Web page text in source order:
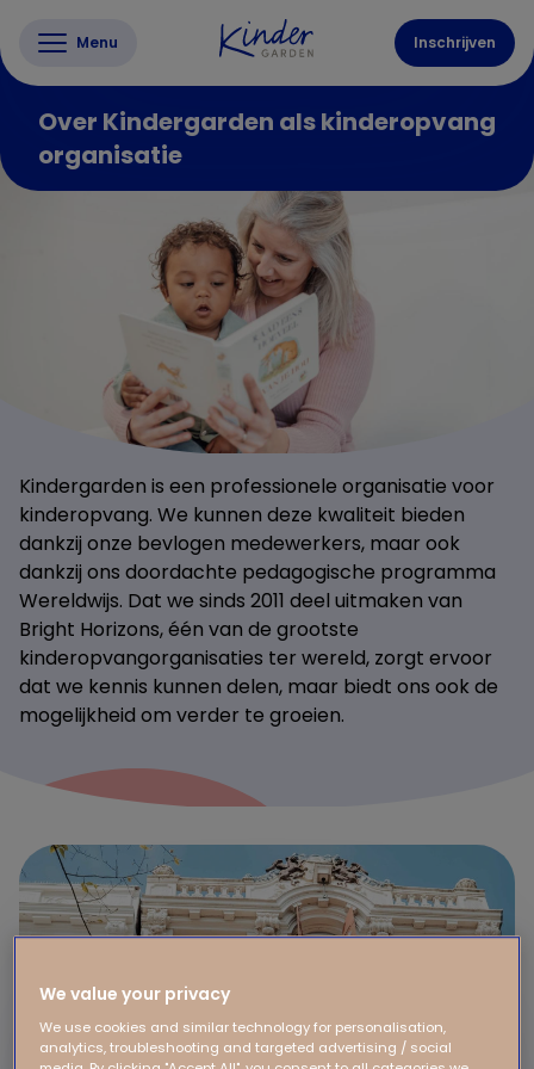
Menu Inschrijven
Over Kindergarden als kinderopvang
organisatie
Kindergarden is een professionele organisatie voor
kinderopvang. We kunnen deze kwaliteit bieden
dankzij onze bevlogen medewerkers, maar ook
dankzij ons doordachte pedagogische programma
Wereldwijs. Dat we sinds 2011 deel uitmaken van
Bright Horizons, één van de grootste
kinderopvangorganisaties ter wereld, zorgt ervoor
dat we kennis kunnen delen, maar biedt ons ook de
mogelijkheid om verder te groeien.
We value your privacy
We use cookies and similar technology for personalisation,
analytics, troubleshooting and targeted advertising / social